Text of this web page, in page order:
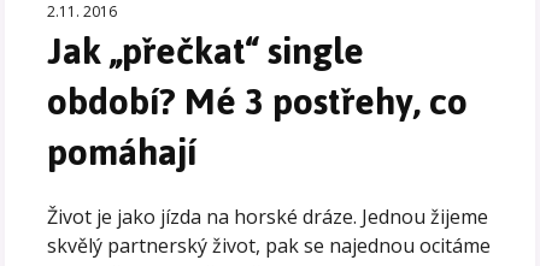
2.11. 2016
Jak „přečkat“ single
období? Mé 3 postřehy, co
pomáhají
Život je jako jízda na horské dráze. Jednou žijeme
skvělý partnerský život, pak se najednou ocitáme